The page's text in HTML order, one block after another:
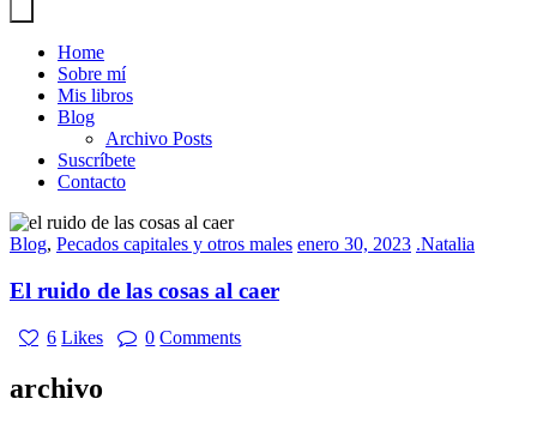
Home
Sobre mí
Mis libros
Blog
Archivo Posts
Suscríbete
Contacto
Blog, Pecados capitales y otros males enero 30, 2023 .Natalia
El ruido de las cosas al caer
6 Likes 0 Comments
archivo